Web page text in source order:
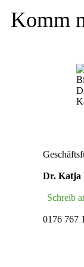
Komm
Dr. Katja
Schreib
0176 767